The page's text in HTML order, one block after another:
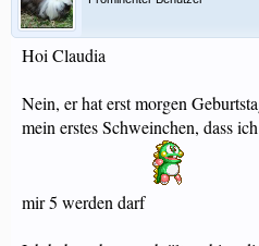
Hoi Claudia
Nein, er hat erst morgen
mein erstes Schweinchen, dass
mir 5 werden darf